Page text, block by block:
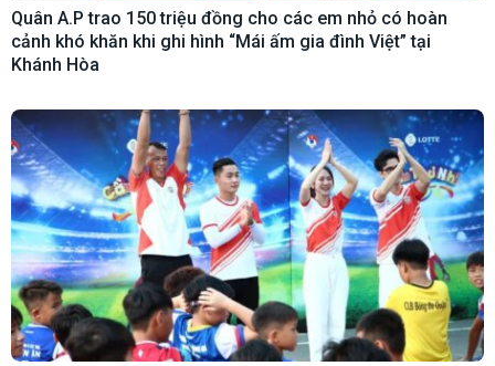
Quân A.P trao 150 triệu đồng cho các em nhỏ có hoàn
cảnh khó khăn khi ghi hình “Mái ấm gia đình Việt” tại
Khánh Hòa